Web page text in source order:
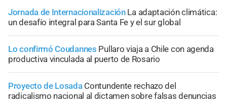
Jornada de Internacionalización La adaptación climática:
un desafío integral para Santa Fe y el sur global
Lo confirmó Coudannes Pullaro viaja a Chile con agenda
productiva vinculada al puerto de Rosario
Proyecto de Losada Contundente rechazo del
radicalismo nacional al dictamen sobre falsas denuncias